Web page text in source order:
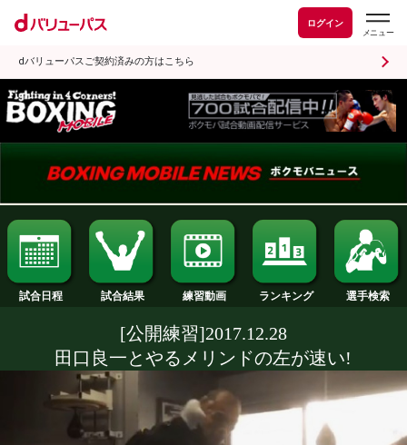
ログイン
dバリューパスご契約済みの方はこちら
試合日程 試合結果 練習動画 ランキング
[公開練習]2017.12.28
田口良一とやるメリンドの左が速